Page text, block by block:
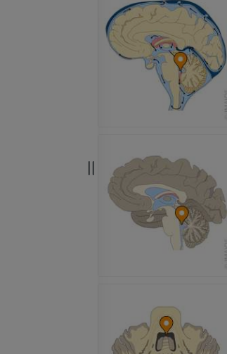
Arto superiore
Visible Human Project